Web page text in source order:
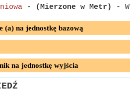
- (Mierzone w Metr) -
na jednostkę bazową
na jednostkę wyjścia